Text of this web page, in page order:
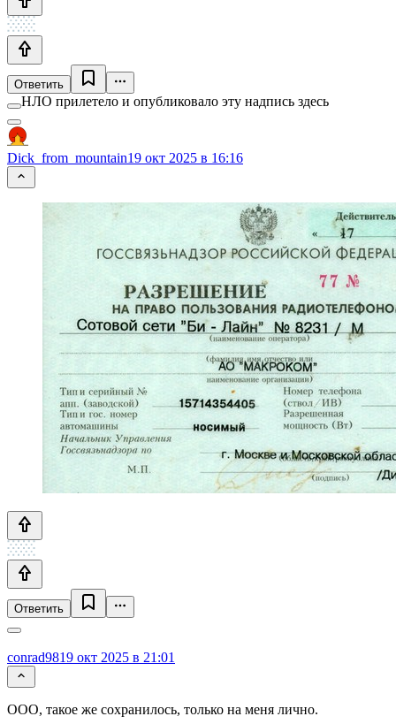
Ответить
НЛО прилетело и опубликовало эту надпись здесь
Dick_from_mountain19 окт 2025 в 16:16
Ответить
conrad9819 окт 2025 в 21:01
ООО, такое же сохранилось, только на меня лично.